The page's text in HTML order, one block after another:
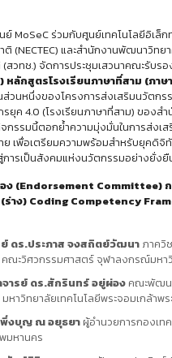
ย์ MoSeC ร่วมกับศูนย์เทคโนโลยีอิเล็
(NECTEC) และสำนักงานพัฒนาวิทย
(สวทช.) จัดการประชุมเสวนาคณะรับร
หลักสูตรโรงเรียนภาษาที่สาม (ภาษา
วนหนึ่งของโครงการส่งเสริมนวัตกร
ยุค 4.0 (โรงเรียนภาษาที่สาม) ของสำ
กรรมนี้ตอกย้ำความมุ่งมั่นในการส่งเส
ย เพื่อเตรียมความพร้อมสำหรับยุคดิจิ
การเป็นสังคมแห่งนวัตกรรมอย่างยั่งยื
ง (Endorsement Committee)
ร่าง) Coding Competency
ย์ ดร.ประภาส จงสถิตย์วัฒนาภาควิ
ณะวิศวกรรมศาสตร์ จุฬาลงกรณ์มหา
จารย์ ดร.สักรินทร์ อยู่ผ่องคณะพัฒน
หาวิทยาลัยเทคโนโลยีพระจอมเกล้าพร
งบุญ ณ อยุธยาผู้อำนวยการกองเท
มหานคร